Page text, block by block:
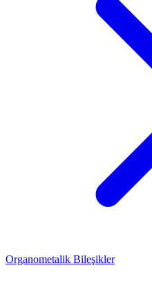
Organometalik Bileşikler